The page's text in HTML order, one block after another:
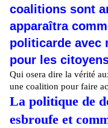
coalitions sont
apparaîtra
politicarde avec
pour les
Qui osera dire la vérité
une coalition pour faire
La politique de
esbroufe et